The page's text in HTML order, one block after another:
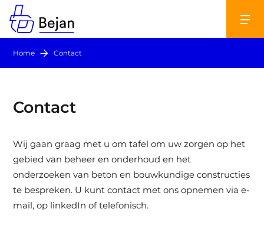
Home Contact
Contact
Wij gaan graag met u om tafel om uw zorgen op het
gebied van beheer en onderhoud en het
onderzoeken van beton en bouwkundige constructies
te bespreken. U kunt contact met ons opnemen via e-
mail, op linkedIn of telefonisch.